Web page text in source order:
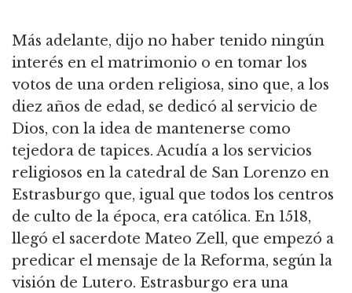
Más adelante, dijo no haber tenido ningún
interés en el matrimonio o en tomar los
votos de una orden religiosa, sino que, a los
diez años de edad, se dedicó al servicio de
Dios, con la idea de mantenerse como
tejedora de tapices. Acudía a los servicios
religiosos en la catedral de San Lorenzo en
Estrasburgo que, igual que todos los centros
de culto de la época, era católica. En 1518,
llegó el sacerdote Mateo Zell, que empezó a
predicar el mensaje de la Reforma, según la
visión de Lutero. Estrasburgo era una